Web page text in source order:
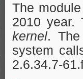
The
2010 year.
kernel.
system
2.6.34.7-